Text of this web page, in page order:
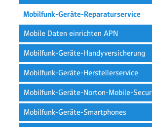
Mobilfunk-Geräte-Reparaturservice
Mobile Daten einrichten APN
Mobilfunk-Geräte-Handyversicherung
Mobilfunk-Geräte-Herstellerservice
Mobilfunk-Geräte-Norton-Mobile-
Mobilfunk-Geräte-Smartphones